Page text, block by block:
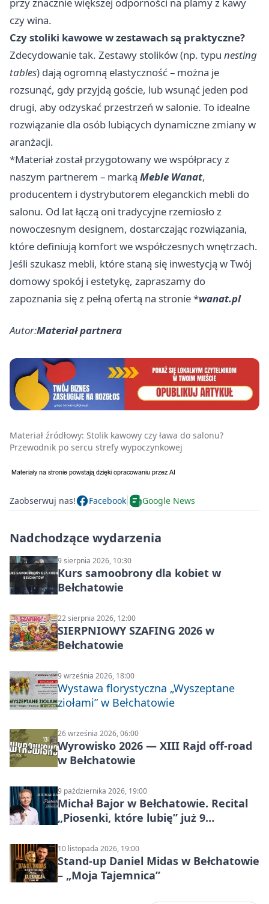
czy wina.
Czy stoliki kawowe w zestawach są praktyczne?
Zdecydowanie tak. Zestawy stolików (np. typu nesting
tables) dają ogromną elastyczność – można je
rozsunąć, gdy przyjdą goście, lub wsunąć jeden pod
drugi, aby odzyskać przestrzeń w salonie. To idealne
rozwiązanie dla osób lubiących dynamiczne zmiany w
aranżacji.
*Materiał został przygotowany we współpracy z
naszym partnerem – marką Meble Wanat,
producentem i dystrybutorem eleganckich mebli do
salonu. Od lat łączą oni tradycyjne rzemiosło z
nowoczesnym designem, dostarczając rozwiązania,
które definiują komfort we współczesnych wnętrzach.
Jeśli szukasz mebli, które staną się inwestycją w Twój
domowy spokój i estetykę, zapraszamy do
zapoznania się z pełną ofertą na stronie *wanat.pl
Autor:Materiał partnera
Materiał źródłowy: Stolik kawowy czy ława do salonu?
Przewodnik po sercu strefy wypoczynkowej
Zaobserwuj nas! Facebook Google News
Nadchodzące wydarzenia
9 sierpnia 2026, 10:30
Kurs samoobrony dla kobiet w
Bełchatowie
22 sierpnia 2026, 12:00
SIERPNIOWY SZAFING 2026 w
Bełchatowie
9 września 2026, 18:00
Wystawa florystyczna „Wyszeptane
ziołami” w Bełchatowie
26 września 2026, 06:00
Wyrowisko 2026 — XIII Rajd off‑road
w Bełchatowie
9 października 2026, 19:00
Michał Bajor w Bełchatowie. Recital
„Piosenki, które lubię” już 9
10 listopada 2026, 19:00
Stand-up Daniel Midas w Bełchatowie
– „Moja Tajemnica”